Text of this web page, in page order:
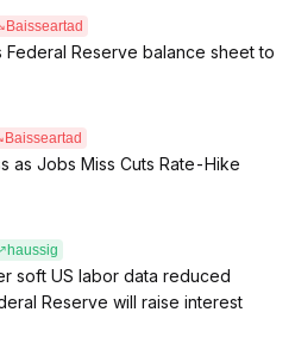
Baisseartad
Federal Reserve balance sheet to
Baisseartad
as Jobs Miss Cuts Rate-Hike
haussig
soft US labor data reduced
Reserve will raise interest